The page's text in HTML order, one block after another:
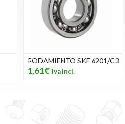
RODAMIENTO SKF 6201/C3
1,61€